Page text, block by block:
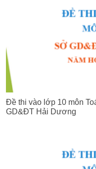
Đề thi vào lớp 10 môn
GD&ĐT Hải Dương